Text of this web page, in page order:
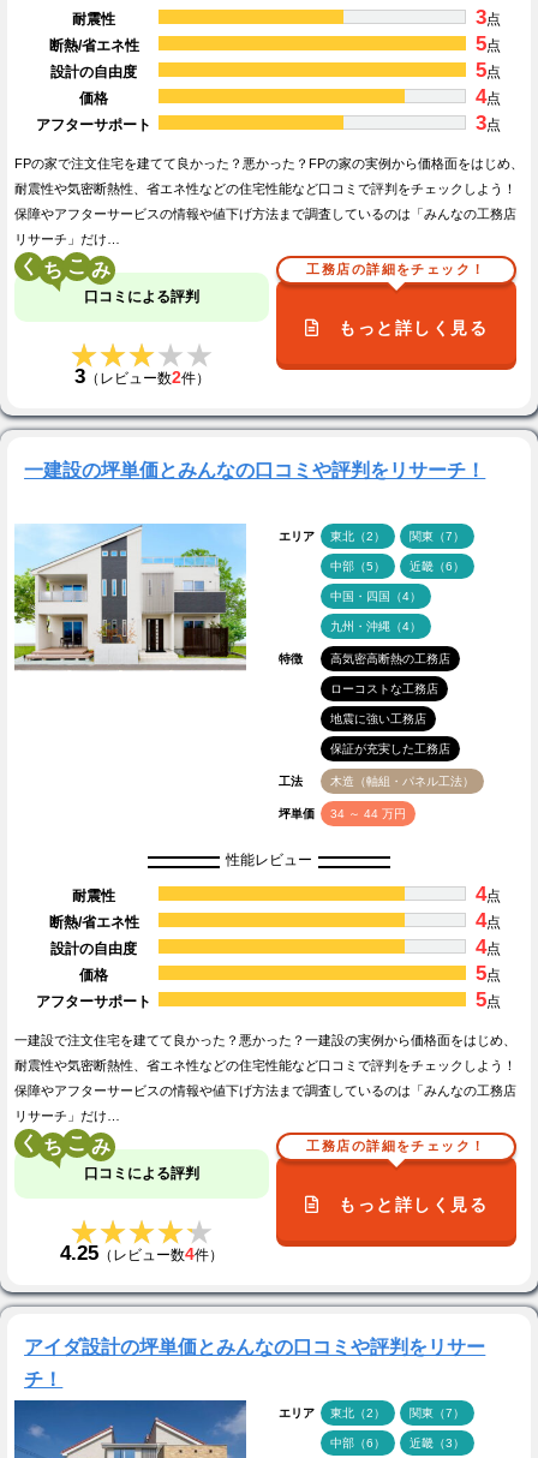
耐震性 3点
断熱/省エネ性
5点
設計の自由度
5点
価格
4点
アフターサポート
3点
FPの家で注文住宅を建てて良かった？悪かった？FPの家の実例から価格面をはじめ、
耐震性や気密断熱性、省エネ性などの住宅性能など口コミで評判をチェックしよう！
保障やアフターサービスの情報や値下げ方法まで調査しているのは「みんなの工務店
リサーチ」だけ…
く こ
口コミによる評判
★★★★★
★★★★★
3（レビュー数2件）
工務店の詳細をチェック！
もっと詳しく見る
一建設の坪単価とみんなの口コミや評判をリサーチ！
エリア 東北（2） 関東（7）
中部（5） 近畿（6）
中国・四国（4）
九州・沖縄（4）
特徴 高気密高断熱の工務店
ローコストな工務店
地震に強い工務店
保証が充実した工務店
工法 木造（軸組・パネル工法）
坪単価 34 ～ 44 万円
性能レビュー
耐震性 4点
断熱/省エネ性
4点
設計の自由度
4点
価格
5点
アフターサポート
5点
一建設で注文住宅を建てて良かった？悪かった？一建設の実例から価格面をはじめ、
耐震性や気密断熱性、省エネ性などの住宅性能など口コミで評判をチェックしよう！
保障やアフターサービスの情報や値下げ方法まで調査しているのは「みんなの工務店
リサーチ」だけ…
く こ
口コミによる評判
★★★★★
★★★★★
4.25 （レビュー数4件）
工務店の詳細をチェック！
もっと詳しく見る
アイダ設計の坪単価とみんなの口コミや評判をリサー
チ！
エリア 東北（2） 関東（7）
中部（6） 近畿（3）